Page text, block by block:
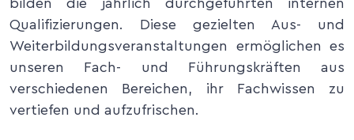
Qualifizierungen. Diese gezielten Aus- und
Weiterbildungsveranstaltungen ermöglichen es
unseren Fach- und Führungskräften aus
verschiedenen Bereichen, ihr Fachwissen zu
vertiefen und aufzufrischen.